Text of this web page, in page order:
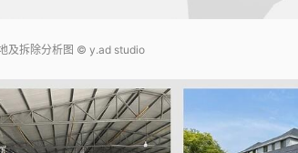
及拆除分析图 © y.ad studio